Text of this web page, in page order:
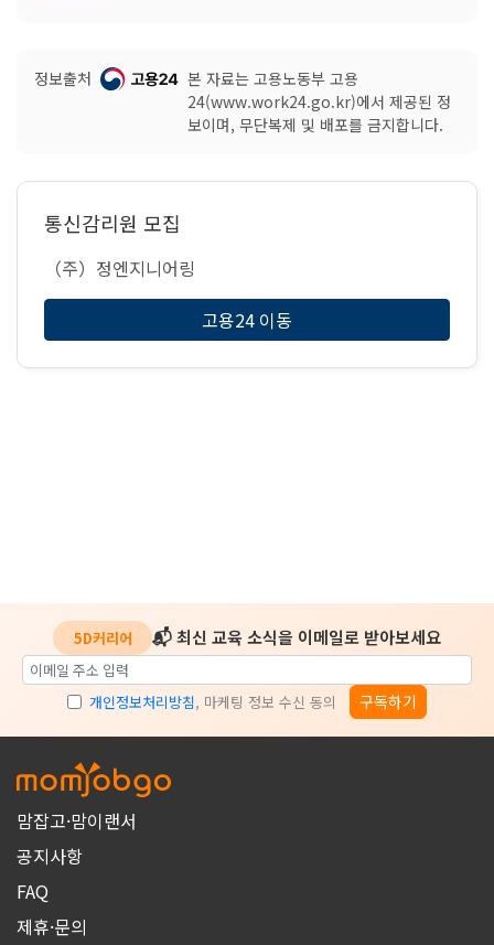
정보출처
본 자료는 고용노동부 고용
24(www.work24.go.kr)에서 제공된 정
보이며, 무단복제 및 배포를 금지합니다.
통신감리원 모집
（주）정엔지니어링
고용24 이동
5D커리어 📬 최신 교육 소식을 이메일로 받아보세요
개인정보처리방침, 마케팅 정보 수신 동의 구독하기
맘잡고·맘이랜서
공지사항
FAQ
제휴·문의